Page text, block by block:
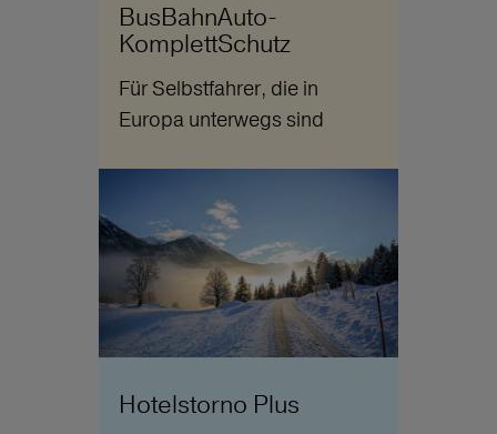
BusBahnAuto-
KomplettSchutz
Für Selbstfahrer, die in
Europa unterwegs sind
Hotelstorno Plus